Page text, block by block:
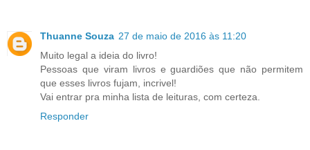
Thuanne Souza 27 de maio de 2016 às 11:20
Muito legal a ideia do livro!
Pessoas que viram livros e guardiões que não permitem
que esses livros fujam, incrivel!
Vai entrar pra minha lista de leituras, com certeza.
Responder